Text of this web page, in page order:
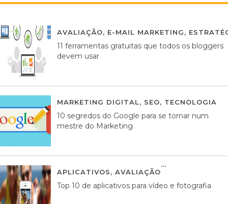
AVALIAÇÃO, E-MAIL MARKETING,
11 ferramentas gratuitas que todos os bloggers
devem usar
MARKETING DIGITAL, SEO, TECNOLOGIA
10 segredos do Google para se tornar num
mestre do Marketing
APLICATIVOS, AVALIAÇÃO
Top 10 de aplicativos para vídeo e fotografia